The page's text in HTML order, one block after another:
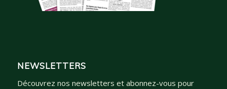
NEWSLETTERS
Découvrez nos newsletters et abonnez-vous pour